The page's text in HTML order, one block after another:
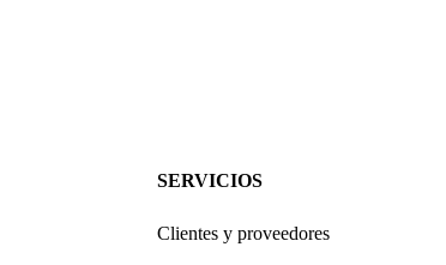
SERVICIOS
Clientes y proveedores